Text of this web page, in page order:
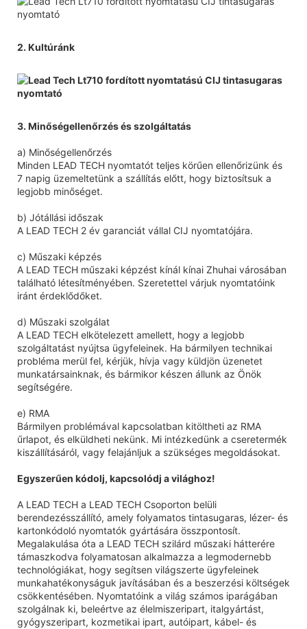
2. Kultúránk
3. Minőségellenőrzés és szolgáltatás
a) Minőségellenőrzés
Minden LEAD TECH nyomtatót teljes körűen ellenőrizünk és
7 napig üzemeltetünk a szállítás előtt, hogy biztosítsuk a
legjobb minőséget.
b) Jótállási időszak
A LEAD TECH 2 év garanciát vállal CIJ nyomtatójára.
c) Műszaki képzés
A LEAD TECH műszaki képzést kínál kínai Zhuhai városában
található létesítményében. Szeretettel várjuk nyomtatóink
iránt érdeklődőket.
d) Műszaki szolgálat
A LEAD TECH elkötelezett amellett, hogy a legjobb
szolgáltatást nyújtsa ügyfeleinek. Ha bármilyen technikai
probléma merül fel, kérjük, hívja vagy küldjön üzenetet
munkatársainknak, és bármikor készen állunk az Önök
segítségére.
e) RMA
Bármilyen problémával kapcsolatban kitöltheti az RMA
űrlapot, és elküldheti nekünk. Mi intézkedünk a cseretermék
kiszállításáról, vagy felajánljuk a szükséges megoldásokat.
Egyszerűen kódolj, kapcsolódj a világhoz!
A LEAD TECH a LEAD TECH Csoporton belüli
berendezésszállító, amely folyamatos tintasugaras, lézer- és
kartonkódoló nyomtatók gyártására összpontosít.
Megalakulása óta a LEAD TECH szilárd műszaki hátterére
támaszkodva folyamatosan alkalmazza a legmodernebb
technológiákat, hogy segítsen világszerte ügyfeleinek
munkahatékonyságuk javításában és a beszerzési költségek
csökkentésében. Nyomtatóink a világ számos iparágában
szolgálnak ki, beleértve az élelmiszeripart, italgyártást,
gyógyszeripart, kozmetikai ipart, autóipart, kábel- és